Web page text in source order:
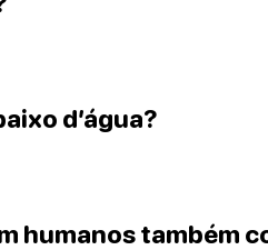
d’água?
humanos também